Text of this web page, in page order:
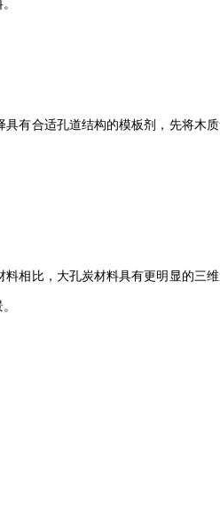
有合适孔道结构的模板剂，先将木
相比，大孔炭材料具有更明显的三